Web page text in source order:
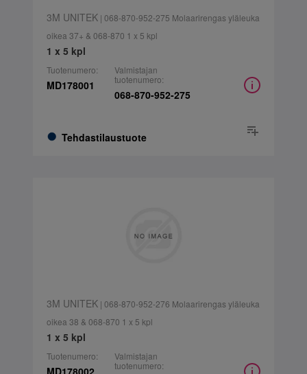
3M UNITEK| 068-870-952-275 Molaarirengas yläleuka
oikea 37+ & 068-870 1 x 5 kpl
1 x 5 kpl
Tuotenumero:
MD178001
Tehdastilaustuote
Valmistajan
tuotenumero:
068-870-952-275
3M UNITEK| 068-870-952-276 Molaarirengas yläleuka
oikea 38 & 068-870 1 x 5 kpl
1 x 5 kpl
Tuotenumero:
MD178002
Valmistajan
tuotenumero: